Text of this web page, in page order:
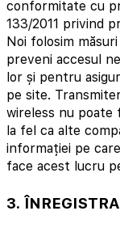
conformitate cu
133/2011 privind
Noi folosim
preveni accesul
lor și pentru
pe site.
wireless nu
la fel ca alte
informației pe
face acest lucru
3.